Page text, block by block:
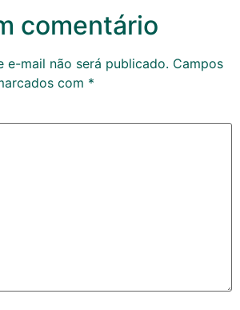
comentário
e-mail não será publicado. Campos
com *